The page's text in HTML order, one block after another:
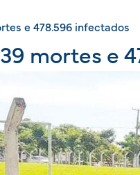
e 478.596 infectados
mortes e